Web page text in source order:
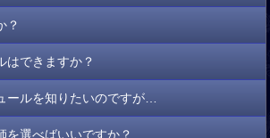
思います。
合った占い師をお選び頂く事で的中率も格
すので、占い師選びに困った場合はお気軽
けください。
相談内容でもご相談頂けます。
が、下記の内容に該当または占い師が鑑定
ご相談をお受けできない場合もございます
。
談
？
もご利用は頂けますが、ご予約のお客様
いております。
できますか？
場合にはお電話又はメールで、前日まで
お願い致します。
ルを知りたいのですが…
い師のプロフィールをクリックすると下
選べばいいですか？